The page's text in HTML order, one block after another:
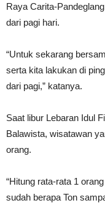
Raya Carita-
dari pagi hari.
“Untuk sekarang
serta kita lakukan di
dari pagi,” katanya.
Saat libur Lebaran Idul
Balawista, wisatawan
orang.
“Hitung rata-rata 1
sudah berapa Ton